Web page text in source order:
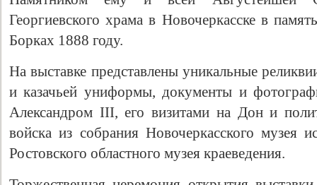
Георгиевского храма в Новочеркасске в
Борках 1888 году.
На выставке представлены уникальные
и казачьей униформы, документы и
Александром III, его визитами на Дон и
войска из собрания Новочеркасского музея
Ростовского областного музея краеведения.